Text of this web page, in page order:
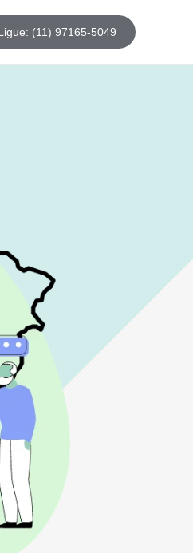
(11) 97165-5049